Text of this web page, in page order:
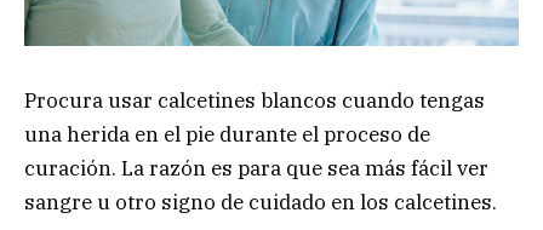
Procura usar calcetines blancos cuando tengas
una herida en el pie durante el proceso de
curación. La razón es para que sea más fácil ver
sangre u otro signo de cuidado en los calcetines.